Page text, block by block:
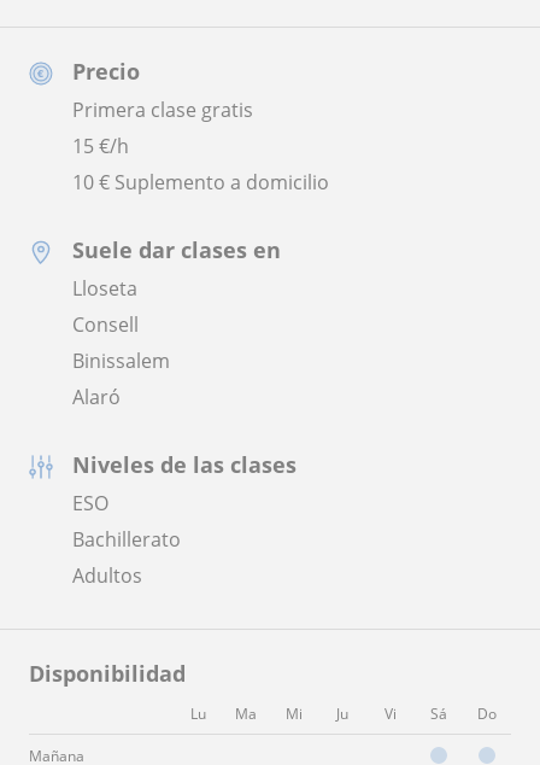
Precio
Primera clase gratis
15€/h
10 € Suplemento a domicilio
Suele dar clases en
Lloseta
Consell
Binissalem
Alaró
Niveles de las clases
ESO
Bachillerato
Adultos
Disponibilidad
Lu Ma Mi Ju Vi Sá Do
Mañana